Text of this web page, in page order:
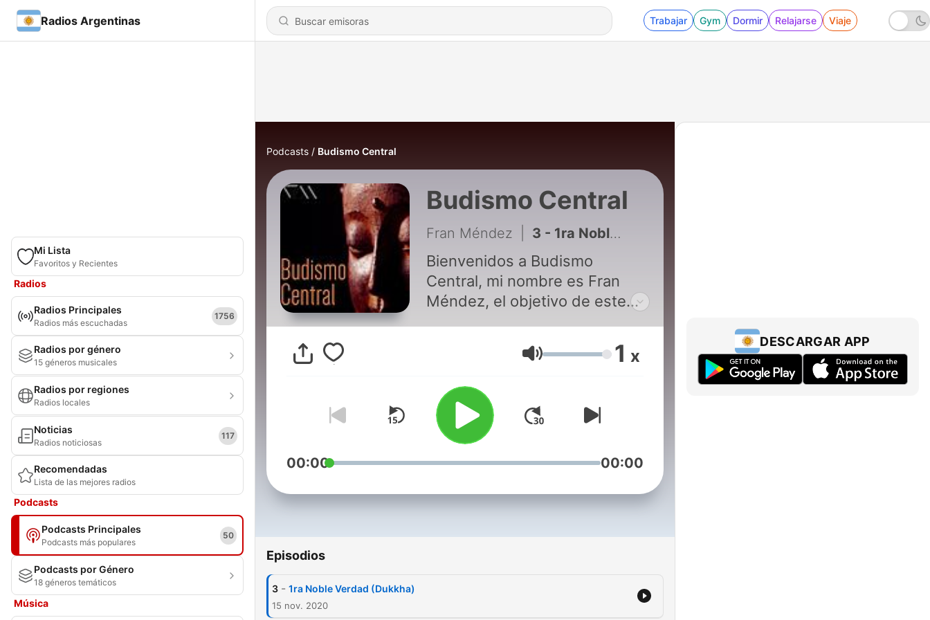
Radios Argentinas Trabajar Gym Dormir Relajarse Viaje
Mi Lista
Favoritos y Recientes
Radios
Radios Principales
Radios más escuchadas
1756
Radios por género
15 géneros musicales
Radios por regiones
Radios locales
Noticias
Radios noticiosas
117
Recomendadas
Lista de las mejores radios
Podcasts
Podcasts Principales
Podcasts más populares
50
Podcasts por Género
18 géneros temáticos
Música
Podcasts Budismo Central
Budismo Central
Fran Méndez 3 - 1ra Noble Verdad (Dukkha)
Bienvenidos a Budismo
Central, mi nombre es Fran
Méndez, el objetivo de este
budismo como una filosofía o
un estilo de vida, hacer una
también resaltar algunas
técnicas y practicas budistas,
que puedan ayudarnos a tener
una mejor relación con los
mismos.
Volumen 1 x
00:00 00:00
Episodios
3 - 1ra Noble Verdad (Dukkha)
15 nov. 2020
DESCARGAR APP